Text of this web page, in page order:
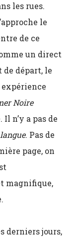
les rues.
le
de ce
un direct
de départ, le
expérience
Noire
Il n’y a pas de
. Pas de
page, on
magnifique,
derniers jours,